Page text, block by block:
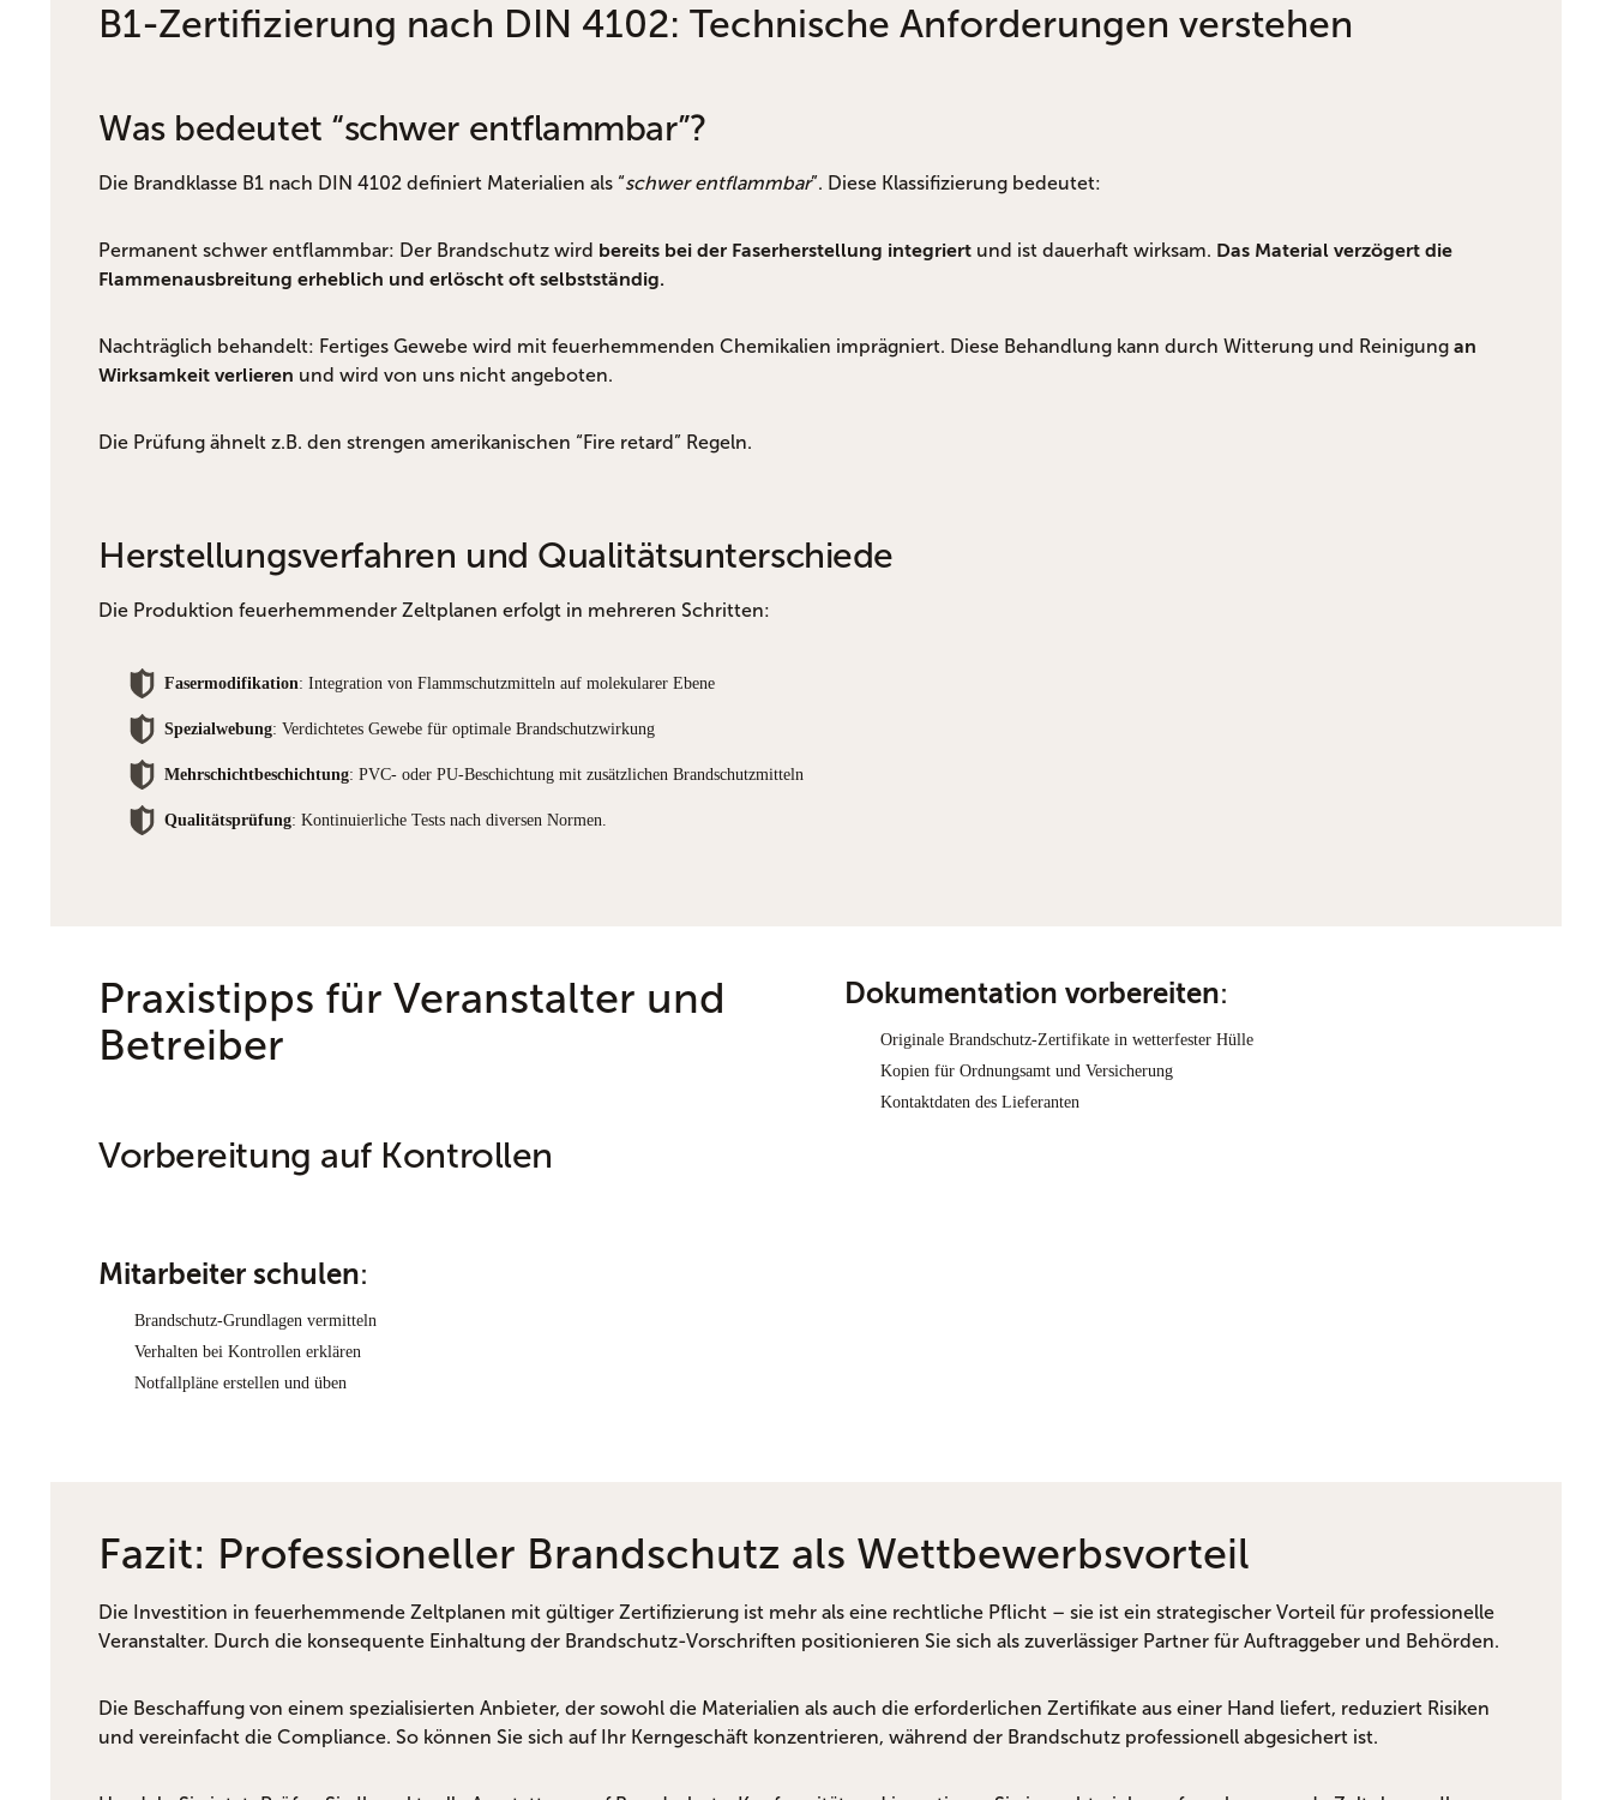
B1-Zertifizierung nach DIN 4102: Technische Anforderungen verstehen
Was bedeutet “schwer entflammbar”?
Die Brandklasse B1 nach DIN 4102 definiert Materialien als “schwer entflammbar”. Diese Klassifizierung bedeutet:
Permanent schwer entflammbar: Der Brandschutz wird bereits bei der Faserherstellung integriert und ist dauerhaft wirksam. Das Material verzögert die
Flammenausbreitung erheblich und erlöscht oft selbstständig.
Nachträglich behandelt: Fertiges Gewebe wird mit feuerhemmenden Chemikalien imprägniert. Diese Behandlung kann durch Witterung und Reinigung an
Wirksamkeit verlieren und wird von uns nicht angeboten.
Die Prüfung ähnelt z.B. den strengen amerikanischen “Fire retard” Regeln.
Herstellungsverfahren und Qualitätsunterschiede
Die Produktion feuerhemmender Zeltplanen erfolgt in mehreren Schritten:
Fasermodifikation: Integration von Flammschutzmitteln auf molekularer Ebene
Spezialwebung: Verdichtetes Gewebe für optimale Brandschutzwirkung
Mehrschichtbeschichtung: PVC- oder PU-Beschichtung mit zusätzlichen Brandschutzmitteln
Qualitätsprüfung: Kontinuierliche Tests nach diversen Normen.
Praxistipps für Veranstalter und
Betreiber
Vorbereitung auf Kontrollen
Dokumentation vorbereiten:
Originale Brandschutz-Zertifikate in wetterfester Hülle
Kopien für Ordnungsamt und Versicherung
Kontaktdaten des Lieferanten
Mitarbeiter schulen:
Brandschutz-Grundlagen vermitteln
Verhalten bei Kontrollen erklären
Notfallpläne erstellen und üben
Fazit: Professioneller Brandschutz als Wettbewerbsvorteil
Die Investition in feuerhemmende Zeltplanen mit gültiger Zertifizierung ist mehr als eine rechtliche Pflicht – sie ist ein strategischer Vorteil für professionelle
Veranstalter. Durch die konsequente Einhaltung der Brandschutz-Vorschriften positionieren Sie sich als zuverlässiger Partner für Auftraggeber und Behörden.
Die Beschaffung von einem spezialisierten Anbieter, der sowohl die Materialien als auch die erforderlichen Zertifikate aus einer Hand liefert, reduziert Risiken
und vereinfacht die Compliance. So können Sie sich auf Ihr Kerngeschäft konzentrieren, während der Brandschutz professionell abgesichert ist.